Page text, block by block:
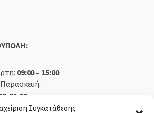
Συγκατάθεσης
09:00 – 15:00
21:00
14:30